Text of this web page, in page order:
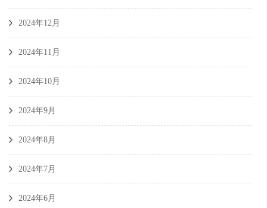
2024年12月
2024年11月
2024年10月
2024年9月
2024年8月
2024年7月
2024年6月